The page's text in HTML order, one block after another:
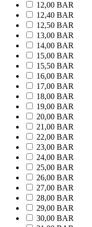
12,00 BAR
12,40 BAR
12,50 BAR
13,00 BAR
14,00 BAR
15,00 BAR
15,50 BAR
16,00 BAR
17,00 BAR
18,00 BAR
19,00 BAR
20,00 BAR
21,00 BAR
22,00 BAR
23,00 BAR
24,00 BAR
25,00 BAR
26,00 BAR
27,00 BAR
28,00 BAR
29,00 BAR
30,00 BAR